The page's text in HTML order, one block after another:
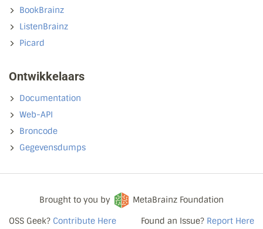
BookBrainz
ListenBrainz
Picard
Ontwikkelaars
Documentation
Web-API
Broncode
Gegevensdumps
OSS Geek? Contribute Here
Brought to you by
MetaBrainz Foundation
Found an Issue? Report Here